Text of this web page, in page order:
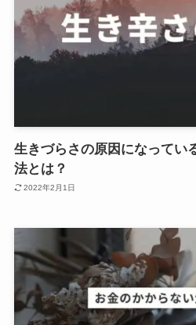
生きづらさの原因になってい
法とは？
2022年2月1日